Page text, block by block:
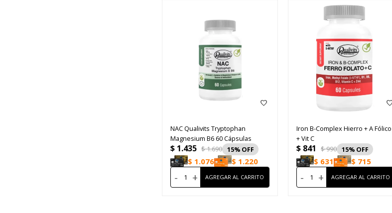
NAC Qualivits Tryptophan
Magnesium B6 60 Cápsulas
$ 1.435 $1.690 15
$ 1.076 $ 1.220
- +
Iron B-Complex Hierro + A Fólico
+ Vit C
$ 841 $990 15
$ 631 $ 715
- +